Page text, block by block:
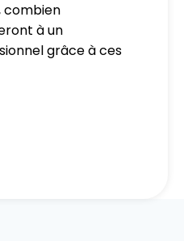
combien
à un
grâce à ces